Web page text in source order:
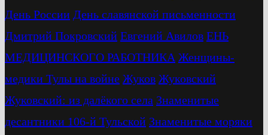
День России День славянской письменности
Дмитрий Покровский Евгений Авилов ЕНЬ
МЕДИЦИНСКОГО РАБОТНИКА Женщины-
медики Тулы на войне Жуков Жуковский
Жуковский: из далёкого села Знаменитые
десантники 106-й Тульской Знаменитые моряки